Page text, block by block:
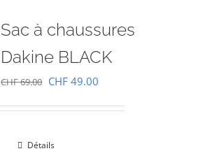
Sac à chaussures
Dakine BLACK
CHF69.00 Le
était :
CHF 49.00
Détails